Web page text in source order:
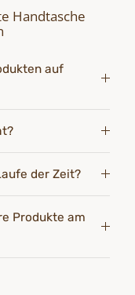
Handtasche
auf
der Zeit?
Produkte am